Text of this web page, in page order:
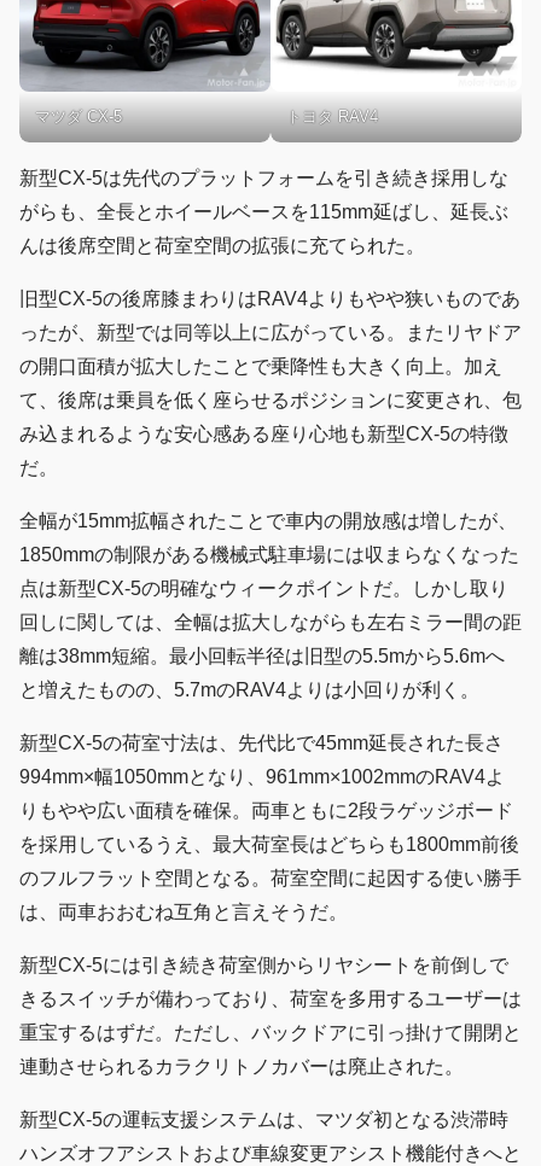
マツダ CX-5 トヨタ RAV4
新型CX-5は先代のプラットフォームを引き続き採用しな
がらも、全長とホイールベースを115mm延ばし、延長ぶ
んは後席空間と荷室空間の拡張に充てられた。
旧型CX-5の後席膝まわりはRAV4よりもやや狭いものであ
ったが、新型では同等以上に広がっている。またリヤドア
の開口面積が拡大したことで乗降性も大きく向上。加え
て、後席は乗員を低く座らせるポジションに変更され、包
み込まれるような安心感ある座り心地も新型CX-5の特徴
だ。
全幅が15mm拡幅されたことで車内の開放感は増したが、
1850mmの制限がある機械式駐車場には収まらなくなった
点は新型CX-5の明確なウィークポイントだ。しかし取り
回しに関しては、全幅は拡大しながらも左右ミラー間の距
離は38mm短縮。最小回転半径は旧型の5.5mから5.6mへ
と増えたものの、5.7mのRAV4よりは小回りが利く。
新型CX-5の荷室寸法は、先代比で45mm延長された長さ
994mm×幅1050mmとなり、961mm×1002mmのRAV4よ
りもやや広い面積を確保。両車ともに2段ラゲッジボード
を採用しているうえ、最大荷室長はどちらも1800mm前後
のフルフラット空間となる。荷室空間に起因する使い勝手
は、両車おおむね互角と言えそうだ。
新型CX-5には引き続き荷室側からリヤシートを前倒しで
きるスイッチが備わっており、荷室を多用するユーザーは
重宝するはずだ。ただし、バックドアに引っ掛けて開閉と
連動させられるカラクリトノカバーは廃止された。
新型CX-5の運転支援システムは、マツダ初となる渋滞時
ハンズオフアシストおよび車線変更アシスト機能付きへと